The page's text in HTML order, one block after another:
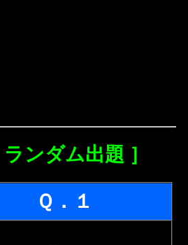
ランダム出題 ］
Ｑ．１